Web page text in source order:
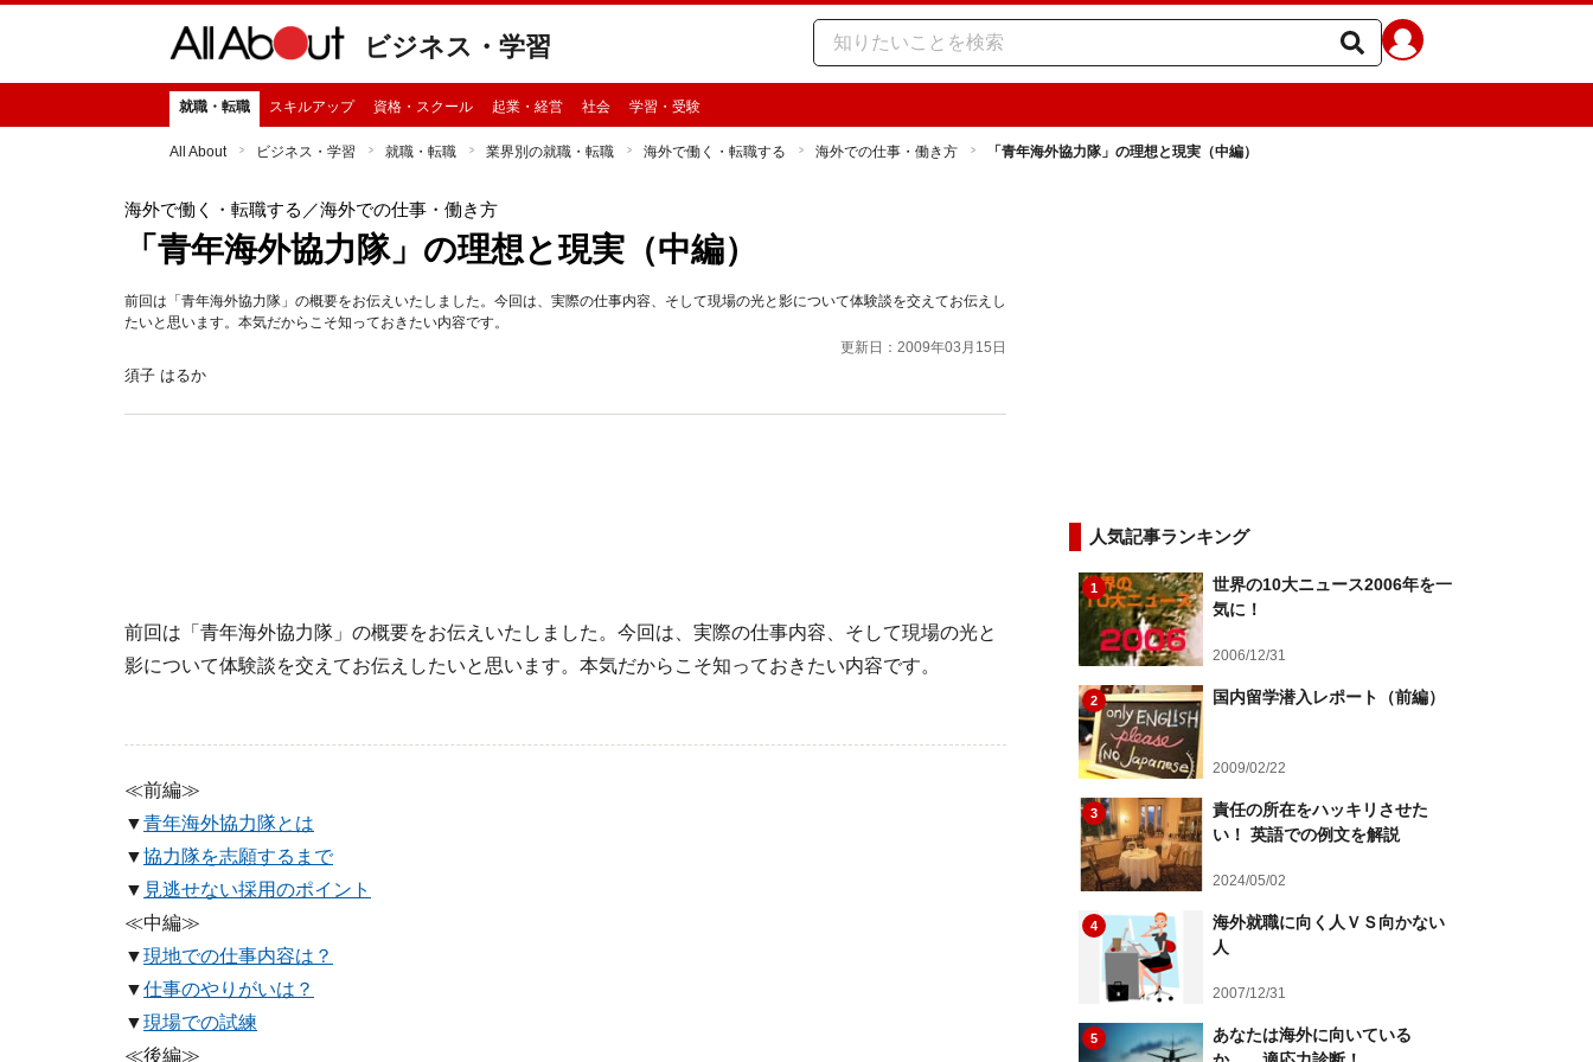
ビジネス・学習
就職・転職 スキルアップ 資格・スクール 起業・経営 社会 学習・受験
All About ビジネス・学習 就職・転職 業界別の就職・転職 海外で働く・転職する 海外での仕事・働き方 「青年海外協力隊」の理想と現実（中編）
海外で働く・転職する ／海外での仕事・働き方
「青年海外協力隊」の理想と現実（中編）
前回は「青年海外協力隊」の概要をお伝えいたしました。今回は、実際の仕事内容、そして現場の光と影について体験談を交えてお伝えし
たいと思います。本気だからこそ知っておきたい内容です。
更新日：2009年03月15日
須子 はるか
前回は「青年海外協力隊」の概要をお伝えいたしました。今回は、実際の仕事内容、そして現場の光と
影について体験談を交えてお伝えしたいと思います。本気だからこそ知っておきたい内容です。
≪前編≫
▼青年海外協力隊とは
▼協力隊を志願するまで
▼ 見逃せない採用のポイント
≪中編≫
▼現地での仕事内容は？
▼仕事のやりがいは？
▼現場での試練
≪後編≫
人気記事ランキング
1
世界の10大ニュース2006年を一
気に！
2006/12/31
2 国内留学潜入レポート（前編）
2009/02/22
3
責任の所在をハッキリさせた
い！ 英語での例文を解説
2024/05/02
4
海外就職に向く人ＶＳ向かない
人
2007/12/31
5
あなたは海外に向いている